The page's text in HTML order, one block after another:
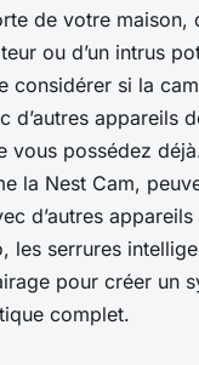
de votre maison,
ou d’un intrus
considérer si la
d’autres appareils
vous possédez
la Nest Cam,
d’autres
les serrures
pour créer un
complet.